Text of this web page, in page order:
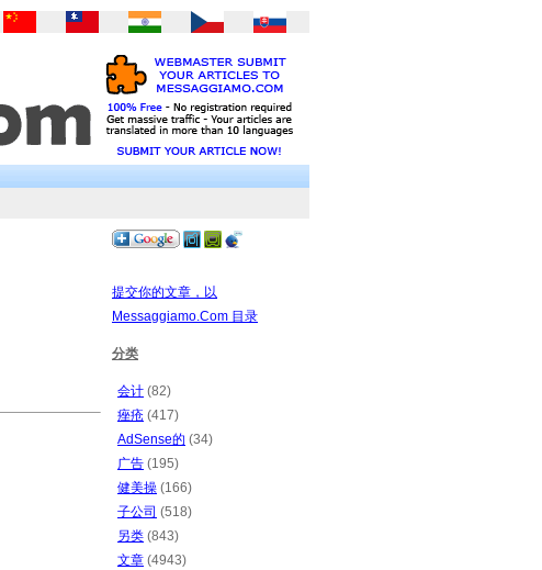
提交你的文章，以
Messaggiamo.Com 目录
分类
会计 (82)
痤疮 (417)
AdSense的 (34)
广告 (195)
健美操 (166)
子公司 (518)
另类 (843)
文章 (4943)